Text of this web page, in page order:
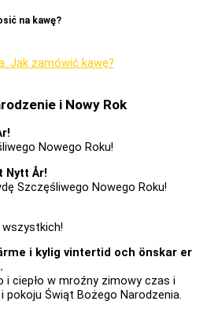
na kawę?
Jak zamówić kawę?
i Nowy Rok
Nowego Roku!
Nytt År!
Szczęśliwego Nowego Roku!
wszystkich!
i kylig vintertid och önskar er
i ciepło w mroźny zimowy czas i
pokoju Świąt Bożego Narodzenia.